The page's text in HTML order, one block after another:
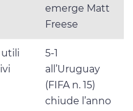
emerge Matt
Freese
5-1
all’Uruguay
(FIFA n. 15)
chiude l’anno